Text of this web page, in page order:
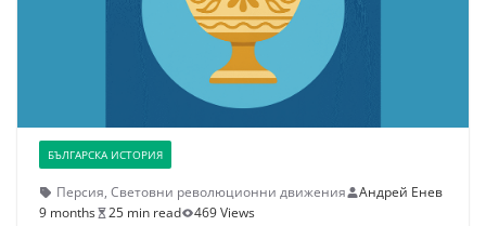
БЪЛГАРСКА ИСТОРИЯ
Персия, Световни революционни движения
Андрей Енев
9 months
25 min read 469 Views